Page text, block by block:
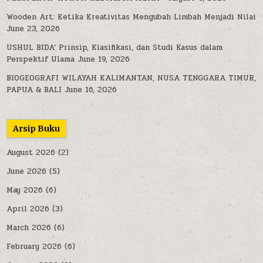
Wooden Art: Ketika Kreativitas Mengubah Limbah Menjadi Nilai
June 23, 2026
USHUL BIDA’ Prinsip, Klasifikasi, dan Studi Kasus dalam
Perspektif Ulama June 19, 2026
BIOGEOGRAFI WILAYAH KALIMANTAN, NUSA TENGGARA TIMUR,
PAPUA & BALI June 16, 2026
Arsip Buku
August 2026 (2)
June 2026(5)
May 2026 (6)
April 2026 (3)
March 2026 (6)
February 2026 (6)